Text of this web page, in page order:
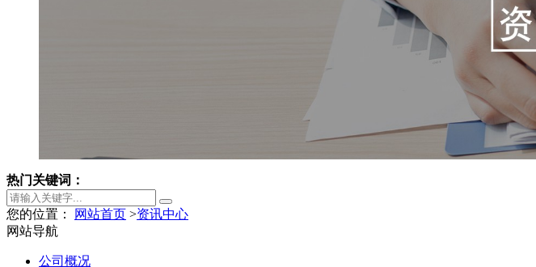
热门关键词：
您的位置： 网站首页 >资讯中心
网站导航
公司概况